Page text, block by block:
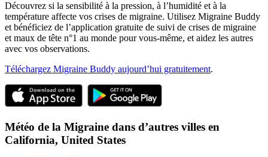
Découvrez si la sensibilité à la pression, à l’humidité et à la
température affecte vos crises de migraine. Utilisez Migraine Buddy
et bénéficiez de l’application gratuite de suivi de crises de migraine
et maux de tête n°1 au monde pour vous-même, et aidez les autres
avec vos observations.
Téléchargez Migraine Buddy aujourd’hui gratuitement.
Météo de la Migraine dans d’autres villes en
California, United States